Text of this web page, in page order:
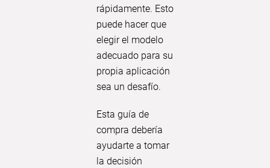
rápidamente. Esto
puede hacer que
elegir el modelo
adecuado para su
propia aplicación
sea un desafío.
Esta guía de
compra debería
ayudarte a tomar
la decisión